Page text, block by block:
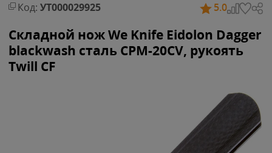
Код: УТ000029925 5.0
Складной нож We Knife Eidolon Dagger
blackwash сталь CPM-20CV, рукоять
Twill CF